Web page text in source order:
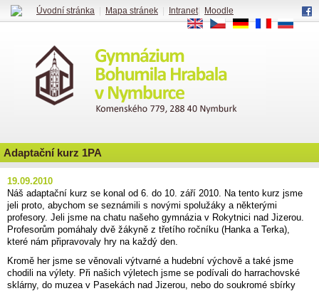
Adaptační kurz 1PA
19.09.2010
Náš adaptační kurz se konal od 6. do 10. září 2010. Na tento kurz jsme
jeli proto, abychom se seznámili s novými spolužáky a některými
profesory. Jeli jsme na chatu našeho gymnázia v Rokytnici nad Jizerou.
Profesorům pomáhaly dvě žákyně z třetího ročníku (Hanka a Terka),
které nám připravovaly hry na každý den.
Kromě her jsme se věnovali výtvarné a hudební výchově a také jsme
chodili na výlety. Při našich výletech jsme se podívali do harrachovské
sklárny, do muzea v Pasekách nad Jizerou, nebo do soukromé sbírky
Úvodní stránka Mapa stránek Intranet|
Moodle
EN
CS DE FR RU